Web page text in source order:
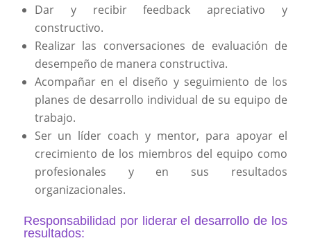
Dar y recibir feedback apreciativo y
constructivo.
Realizar las conversaciones de evaluación de
desempeño de manera constructiva.
Acompañar en el diseño y seguimiento de los
planes de desarrollo individual de su equipo de
trabajo.
Ser un líder coach y mentor, para apoyar el
crecimiento de los miembros del equipo como
profesionales y en sus resultados
organizacionales.
Responsabilidad por liderar el desarrollo de los
resultados: